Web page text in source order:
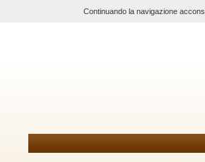
Continuando la navigazione